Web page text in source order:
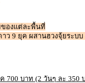
ของแต่ละพื้นที่
ว 9 ยุค ผสานฮวงจุ้ยระบบ
700 บาท (2 วันๆ ละ